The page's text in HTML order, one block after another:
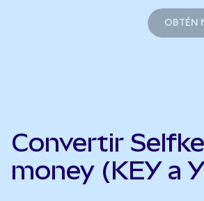
OBTÉN
Convertir
money (KEY a